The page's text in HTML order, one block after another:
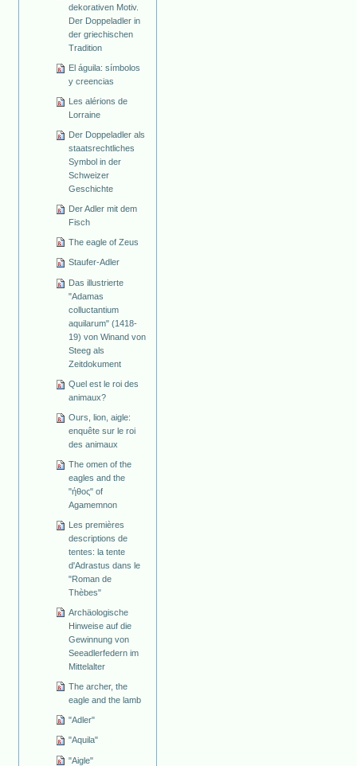
dekorativen Motiv.
Der Doppeladler in
der griechischen
Tradition
El águila: símbolos
y creencias
Les alérions de
Lorraine
Der Doppeladler als
staatsrechtliches
Symbol in der
Schweizer
Geschichte
Der Adler mit dem
Fisch
The eagle of Zeus
Staufer-Adler
Das illustrierte
"Adamas
colluctantium
aquilarum" (1418-
19) von Winand von
Steeg als
Zeitdokument
Quel est le roi des
animaux?
Ours, lion, aigle:
enquête sur le roi
des animaux
The omen of the
eagles and the
"ήθος" of
Agamemnon
Les premières
descriptions de
tentes: la tente
d'Adrastus dans le
"Roman de
Thèbes"
Archäologische
Hinweise auf die
Gewinnung von
Seeadlerfedern im
Mittelalter
The archer, the
eagle and the lamb
"Adler"
"Aquila"
"Aigle"